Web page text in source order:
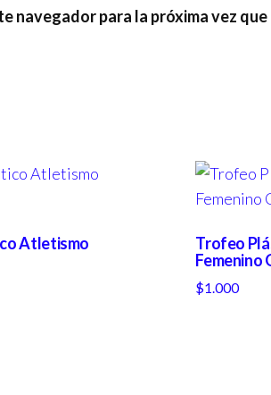
navegador para la próxima vez
Atletismo
Trofeo
Femenino
$1.000